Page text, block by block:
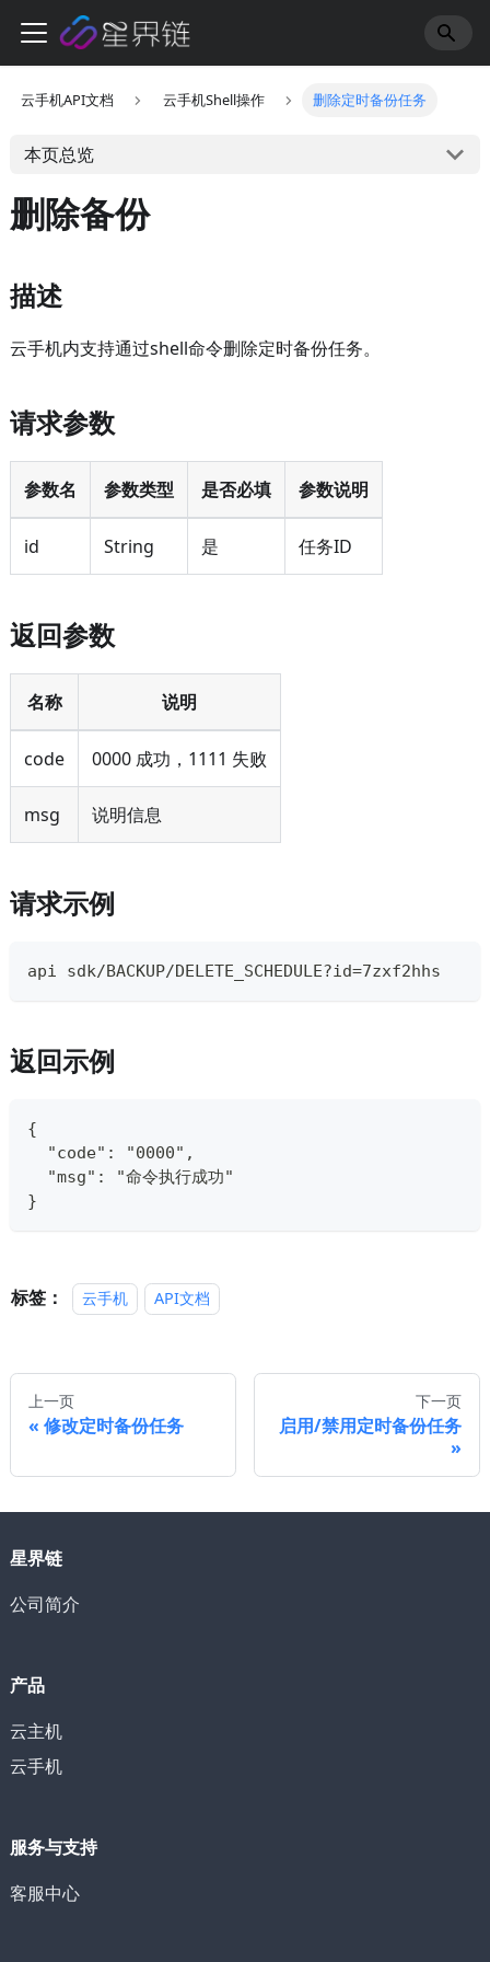
云手机API文档 云手机Shell操作 删除定时备份任务
本页总览
删除备份
描述
云手机内支持通过shell命令删除定时备份任务。
请求参数
参数名 参数类型 是否必填 参数说明
id String 是 任务ID
返回参数
名称 说明
code 0000 成功，1111 失败
msg 说明信息
请求示例
api sdk/BACKUP/DELETE_SCHEDULE?id=7zxf2hhs
返回示例
{
  "code": "0000",
  "msg": "命令执行成功"
}
标签： 云手机 API文档
上一页
修改定时备份任务
下一页
启用/禁用定时备份任务
星界链
公司简介
产品
云主机
云手机
服务与支持
客服中心